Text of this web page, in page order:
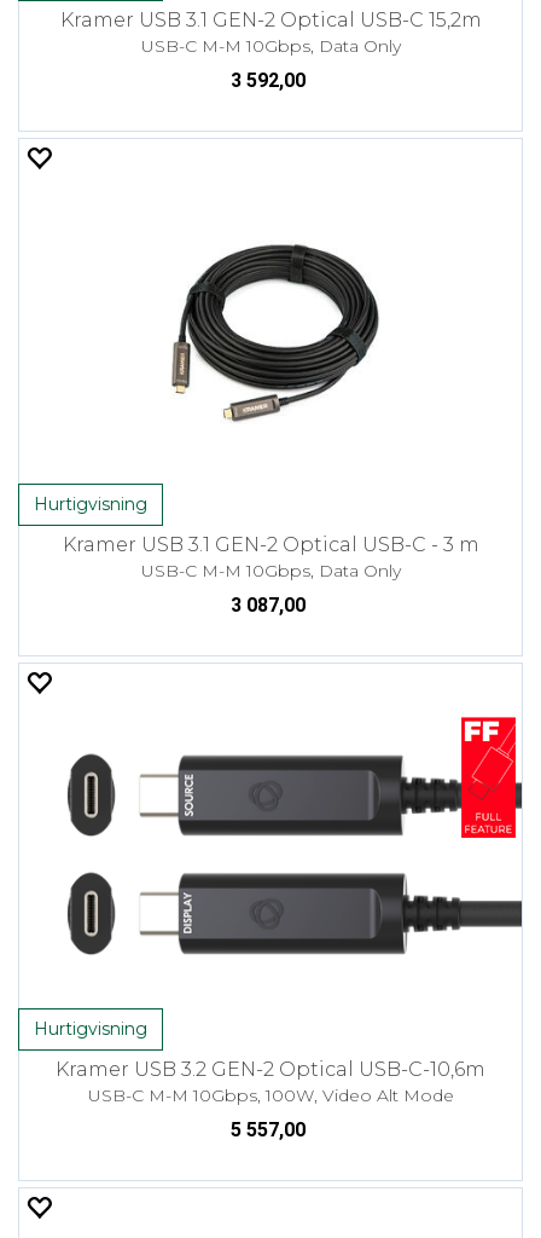
Kramer USB 3.1 GEN-2 Optical USB-C 15,2m
USB-C M-M 10Gbps, Data Only
3 592,00
Hurtigvisning
Kramer USB 3.1 GEN-2 Optical USB-C - 3 m
USB-C M-M 10Gbps, Data Only
3 087,00
Hurtigvisning
Kramer USB 3.2 GEN-2 Optical USB-C-10,6m
USB-C M-M 10Gbps, 100W, Video Alt Mode
5 557,00